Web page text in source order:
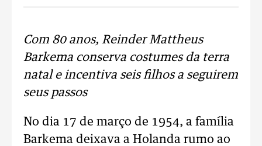
Com 80 anos, Reinder Mattheus
Barkema conserva costumes da terra
natal e incentiva seis filhos a seguirem
seus passos
No dia 17 de março de 1954, a família
Barkema deixava a Holanda rumo ao